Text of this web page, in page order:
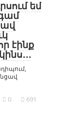
եմ
էինք
0 691